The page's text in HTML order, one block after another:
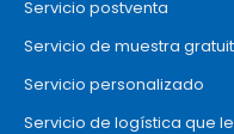
Servicio postventa
Servicio de muestra
Servicio personalizado
Servicio de logística que